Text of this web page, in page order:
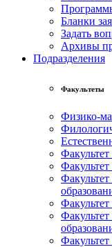
Бланки
Задать
Архивы
Подразделения
Факультеты
Физико-